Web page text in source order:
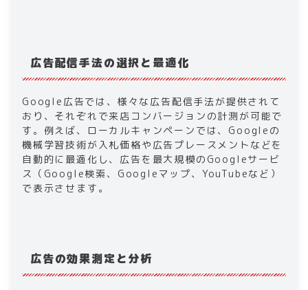
広告配信手法の選択と最適化
Google広告では、様々な広告配信手法が提供されて
おり、それぞれで来店コンバージョンの計測が可能で
す。例えば、ローカルキャンペーンでは、Googleの
機械学習技術が入札価格や広告プレースメントなどを
自動的に最適化し、広告を最大規模のGoogleサービ
ス（Google検索、Googleマップ、YouTubeなど）
で表示させます。
広告の効果測定と分析